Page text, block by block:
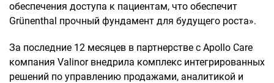
обеспечения доступа к пациентам, что обеспечит
Grünenthal прочный фундамент для будущего роста».
За последние 12 месяцев в партнерстве с Apollo Care
компания Valinor внедрила комплекс интегрированных
решений по управлению продажами, аналитикой и